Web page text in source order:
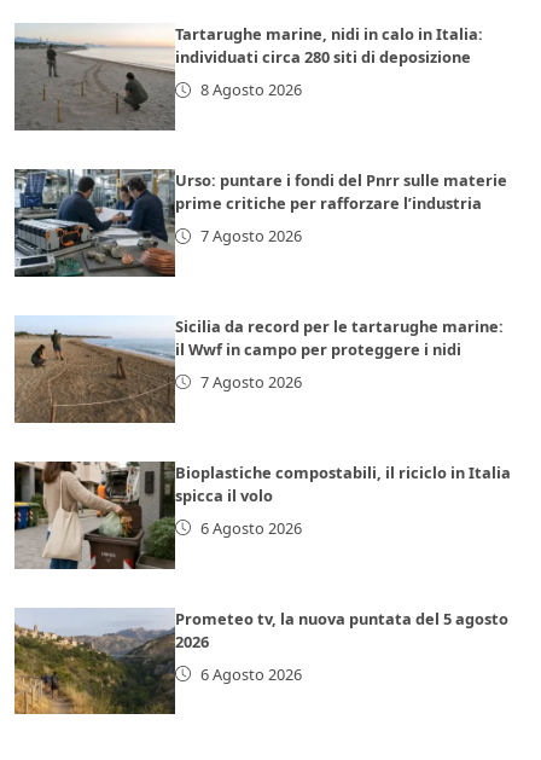
Tartarughe marine, nidi in calo in Italia:
individuati circa 280 siti di deposizione
8 Agosto 2026
Urso: puntare i fondi del Pnrr sulle materie
prime critiche per rafforzare l’industria
7 Agosto 2026
Sicilia da record per le tartarughe marine:
il Wwf in campo per proteggere i nidi
7 Agosto 2026
Bioplastiche compostabili, il riciclo in Italia
spicca il volo
6 Agosto 2026
Prometeo tv, la nuova puntata del 5 agosto
2026
6 Agosto 2026